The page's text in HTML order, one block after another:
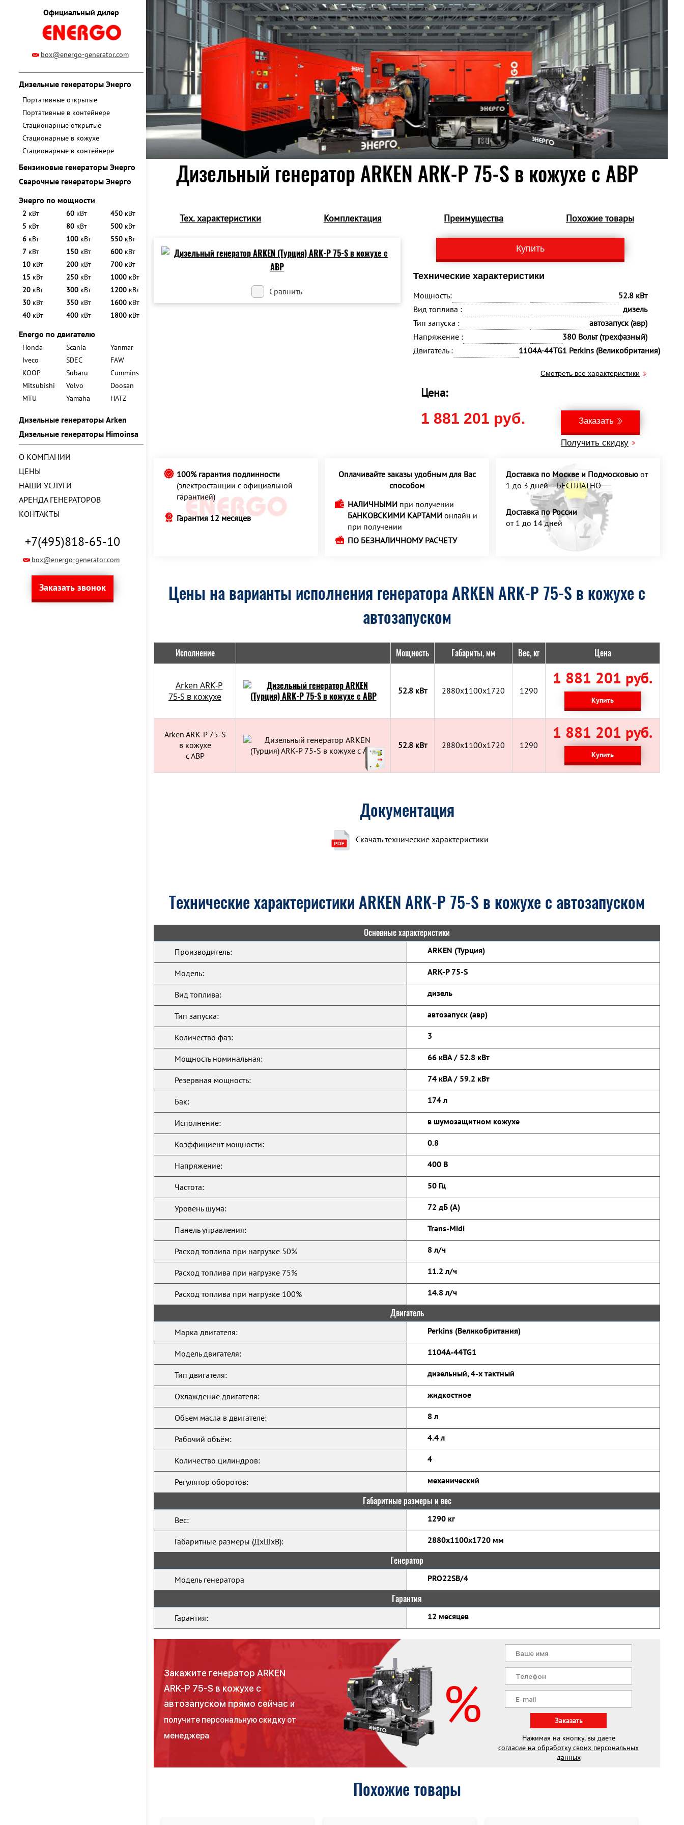
Официальный дилер
box@energo-generator.com
Дизельные генераторы Энерго
Портативные открытые
Портативные в контейнере
Стационарные открытые
Стационарные в кожухе
Стационарные в контейнере
Бензиновые генераторы Энерго
Сварочные генераторы Энерго
Энерго по мощности
2 кВт
5 кВт
6 кВт
7 кВт
10 кВт
15 кВт
20 кВт
30 кВт
40 кВт
60 кВт
80 кВт
100 кВт
150 кВт
200 кВт
250 кВт
300 кВт
350 кВт
400 кВт
450 кВт
500 кВт
550 кВт
600 кВт
700 кВт
1000 кВт
1200 кВт
1600 кВт
1800 кВт
Energo по двигателю
Honda
Iveco
KOOP
Mitsubishi
MTU
Scania
SDEC
Subaru
Volvo
Yamaha
Yanmar
FAW
Cummins
Doosan
HATZ
Дизельные генераторы Arken
Дизельные генераторы Himoinsa
О КОМПАНИИ
ЦЕНЫ
НАШИ УСЛУГИ
АРЕНДА ГЕНЕРАТОРОВ
КОНТАКТЫ
+7(495)818-65-10
box@energo-generator.com
Заказать звонок
Дизельный генератор ARKEN ARK-P 75-S в кожухе c АВР
Тех. характеристики Комплектация Преимущества Похожие товары
Сравнить
Купить
Технические характеристики
Мощность:
52.8 кВт
Вид топлива :
дизель
Тип запуска :
автозапуск (авр)
Напряжение :
380 Вольт (трехфазный)
Двигатель :
1104A-44TG1 Perkins (Великобритания)
Смотреть все характеристики
Цена:
1 881 201 руб. Заказать
Получить скидку
100% гарантия подлинности
(электростанции с официальной
гарантией)
Гарантия 12 месяцев
Оплачивайте заказы удобным для Вас
способом
НАЛИЧНЫМИ при получении
БАНКОВСКИМИ КАРТАМИ онлайн и
при получении
ПО БЕЗНАЛИЧНОМУ РАСЧЕТУ
Доставка по Москве и Подмосковью от
1 до 3 дней – БЕСПЛАТНО
Доставка по России
от 1 до 14 дней
Цены на варианты исполнения генератора ARKEN ARK-P 75-S в кожухе с
автозапуском
Исполнение Мощность Габариты, мм Вес, кг Цена
Arken ARK-P
75-S в кожухе
52.8 кВт 2880x1100x1720 1290
1 881 201 руб.
Купить
Arken ARK-P 75-S
в кожухе
с АВР
52.8 кВт 2880x1100x1720 1290
1 881 201 руб.
Купить
Документация
Скачать технические характеристики
Технические характеристики ARKEN ARK-P 75-S в кожухе с автозапуском
Основные характеристики
Производитель: ARKEN (Турция)
Модель: ARK-P 75-S
Вид топлива: дизель
Тип запуска: автозапуск (авр)
Количество фаз: 3
Мощность номинальная: 66 кВА / 52.8 кВт
Резервная мощность: 74 кВА / 59.2 кВт
Бак: 174 л
Исполнение: в шумозащитном кожухе
Коэффициент мощности: 0.8
Напряжение: 400 В
Частота: 50 Гц
Уровень шума: 72 дБ (А)
Панель управления: Trans-Midi
Расход топлива при нагрузке 50% 8 л/ч
Расход топлива при нагрузке 75% 11.2 л/ч
Расход топлива при нагрузке 100% 14.8 л/ч
Двигатель
Марка двигателя: Perkins (Великобритания)
Модель двигателя: 1104A-44TG1
Тип двигателя: дизельный, 4-х тактный
Охлаждение двигателя: жидкостное
Объем масла в двигателе: 8 л
Рабочий объём: 4.4 л
Количество цилиндров: 4
Регулятор оборотов: механический
Габаритные размеры и вес
Вес: 1290 кг
Габаритные размеры (ДхШхВ): 2880x1100x1720 мм
Генератор
Модель генератора PRO22SB/4
Гарантия
Гарантия: 12 месяцев
Закажите генератор ARKEN
ARK-P 75-S в кожухе с
автозапуском прямо сейчас и
получите персональную скидку от
менеджера
%
Заказать
Нажимая на кнопку, вы даете
согласие на обработку своих персональных
данных
Похожие товары